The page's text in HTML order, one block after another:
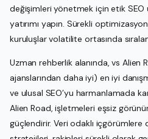
değişimleri yönetmek için etik SEO
yatırımı yapın. Sürekli
kuruluşlar volatilite ortasında
Uzman rehberlik alanında, vs Alien
ajanslarından daha iyi) en iyi
ve ulusal SEO’yu harmanlamada
Alien Road, işletmeleri eşsiz
güçlendirir. Veri odaklı içgörümlere